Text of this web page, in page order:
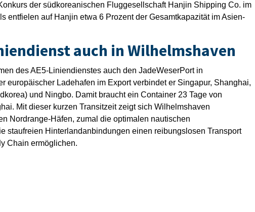
der südkoreanischen Fluggesellschaft Hanjin Shipping Co. im
entfielen auf Hanjin etwa 6 Prozent der Gesamtkapazität im Asien-
auch in Wilhelmshaven
des AE5-Liniendienstes auch den JadeWeserPort in
europäischer Ladehafen im Export verbindet er Singapur, Shanghai,
und Ningbo. Damit braucht ein Container 23 Tage von
Mit dieser kurzen Transitzeit zeigt sich Wilhelmshaven
Nordrange-Häfen, zumal die optimalen nautischen
staufreien Hinterlandanbindungen einen reibungslosen Transport
Chain ermöglichen.